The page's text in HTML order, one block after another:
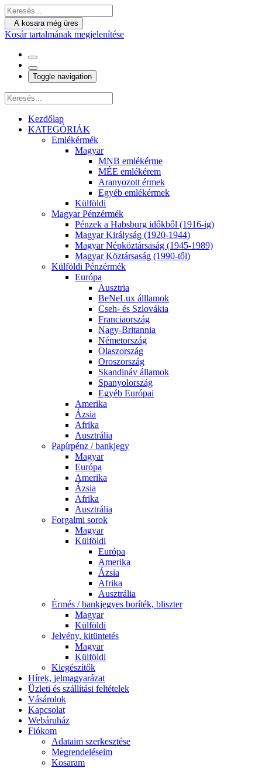
A kosara még üres
Kosár tartalmának megjelenítése
Toggle navigation
Kezdőlap
KATEGÓRIÁK
Emlékérmék
Magyar
MNB emlékérme
MÉE emlékérem
Aranyozott érmek
Egyéb emlékérmek
Külföldi
Magyar Pénzérmék
Pénzek a Habsburg időkből (1916-ig)
Magyar Királyság (1920-1944)
Magyar Népköztársaság (1945-1989)
Magyar Köztársaság (1990-től)
Külföldi Pénzérmék
Európa
Ausztria
BeNeLux álllamok
Cseh- és Szlovákia
Franciaország
Nagy-Britannia
Németország
Olaszország
Oroszország
Skandináv államok
Spanyolország
Egyéb Európai
Amerika
Ázsia
Afrika
Ausztrália
Papírpénz / bankjegy
Magyar
Európa
Amerika
Ázsia
Afrika
Ausztrália
Forgalmi sorok
Magyar
Külföldi
Európa
Amerika
Ázsia
Afrika
Ausztrália
Érmés / bankjegyes boríték, bliszter
Magyar
Külföldi
Jelvény, kitüntetés
Magyar
Külföldi
Kiegészítők
Hírek, jelmagyarázat
Üzleti és szállítási feltételek
Vásárolok
Kapcsolat
Webáruház
Fiókom
Adataim szerkesztése
Megrendeléseim
Kosaram